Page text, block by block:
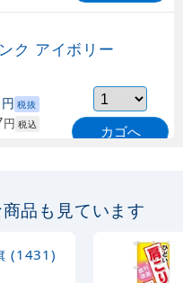
ク アイボリー
円 税抜
円 税込 カゴへ
(30537GRN)
購入不可
品も見ています
(1431)